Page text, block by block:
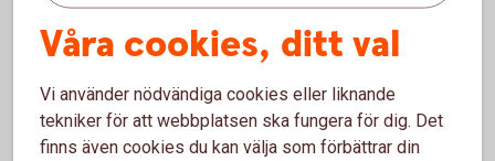
och mångfald, och bidrar inte bara till ett vibrerande,
färgstarkt och mångfacetterat näringsliv - ni utgör på många
För att lyckas behöver man dock bygga rätt från början och
integrera hållbarhet – i hela sin affär.
Våra cookies, ditt val
Vi använder nödvändiga cookies eller liknande
tekniker för att webbplatsen ska fungera för dig. Det
finns även cookies du kan välja som förbättrar din